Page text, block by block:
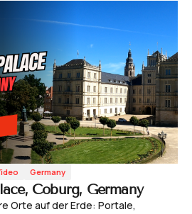
Germany
Coburg, Germany
Orte auf der Erde: Portale,